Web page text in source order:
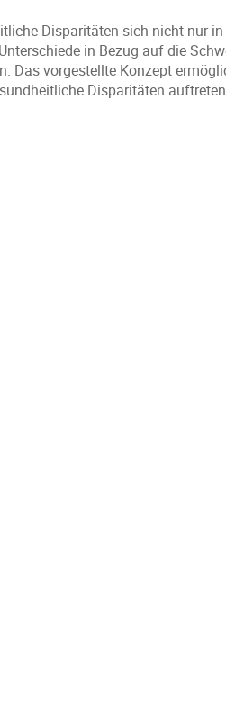
Disparitäten sich nicht nur
in Bezug auf die
Das vorgestellte Konzept
Disparitäten